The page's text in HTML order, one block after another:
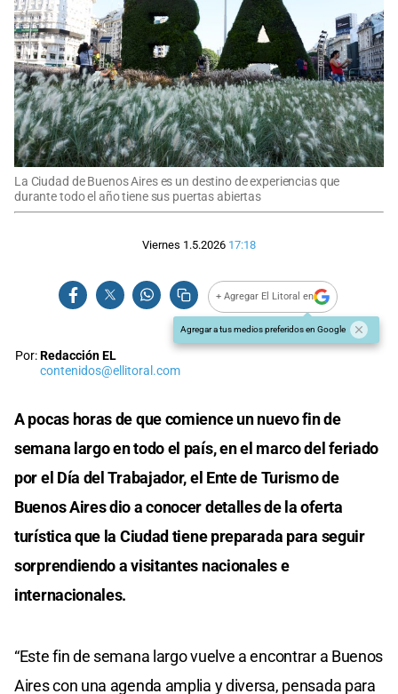
La Ciudad de Buenos Aires es un destino de experiencias que
durante todo el año tiene sus puertas abiertas
Viernes 1.5.2026 17:18
+ Agregar El Litoral en
Agregar a tus medios preferidos en Google
Por:Redacción EL
contenidos@ellitoral.com
A pocas horas de que comience un nuevo fin de
semana largo en todo el país, en el marco del feriado
por el Día del Trabajador, el Ente de Turismo de
Buenos Aires dio a conocer detalles de la oferta
turística que la Ciudad tiene preparada para seguir
sorprendiendo a visitantes nacionales e
internacionales.
“Este fin de semana largo vuelve a encontrar a Buenos
Aires con una agenda amplia y diversa, pensada para